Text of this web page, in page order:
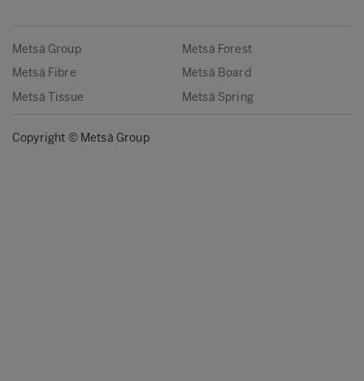
Metsä Group
Metsä Forest
Metsä Fibre
Metsä Board
Metsä Tissue
Metsä Spring
Copyright © Metsä Group